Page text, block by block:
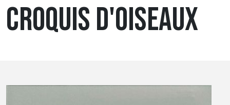
CROQUIS D'OISEAUX